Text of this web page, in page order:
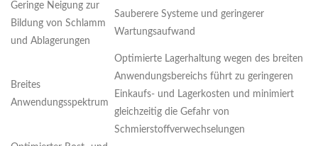
Geringe Neigung zur
Bildung von Schlamm
und Ablagerungen
Sauberere Systeme und geringerer
Wartungsaufwand
Breites
Anwendungsspektrum
Optimierte Lagerhaltung wegen des breiten
Anwendungsbereichs führt zu geringeren
Einkaufs- und Lagerkosten und minimiert
gleichzeitig die Gefahr von
Schmierstoffverwechselungen